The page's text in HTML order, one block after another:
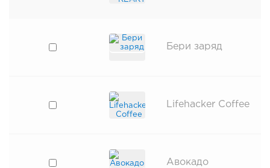
Бери заряд
Lifehacker Coffee
Авокадо